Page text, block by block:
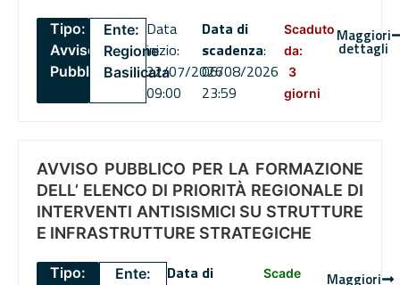
Tipo:
Avviso
Pubblico
Ente:
Regione
Basilicata
Data
inizio:
22/07/2026
09:00
Data di
scadenza:
06/08/2026
23:59
Scaduto
da:
3
giorni
Maggiori
dettagli
AVVISO PUBBLICO PER LA FORMAZIONE
DELL’ ELENCO DI PRIORITÀ REGIONALE DI
INTERVENTI ANTISISMICI SU STRUTTURE
E INFRASTRUTTURE STRATEGICHE
Tipo:
Ente:
Data di
Scade
Maggiori